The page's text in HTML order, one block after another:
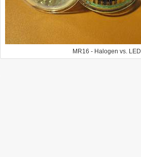
MR16 - Halogen vs. LED